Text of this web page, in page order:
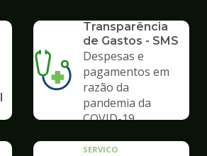
Transparência
de Gastos - SMS
Despesas e
pagamentos em
razão da
pandemia da
COVID-19
SERVICO